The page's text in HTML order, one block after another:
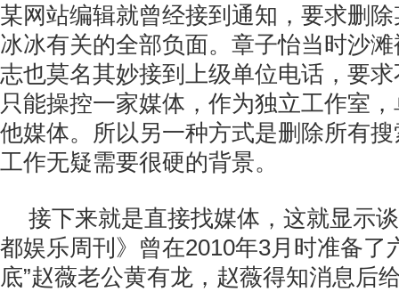
某网站编辑就曾经接到通知，要求删
冰冰有关的全部负面。章子怡当时沙
志也莫名其妙接到上级单位电话，要
只能操控一家媒体，作为独立工作室
他媒体。所以另一种方式是删除所有
工作无疑需要很硬的背景。
接下来就是直接找媒体，这就显示
都娱乐周刊》曾在2010年3月时准备了
底”赵薇老公黄有龙，赵薇得知消息后